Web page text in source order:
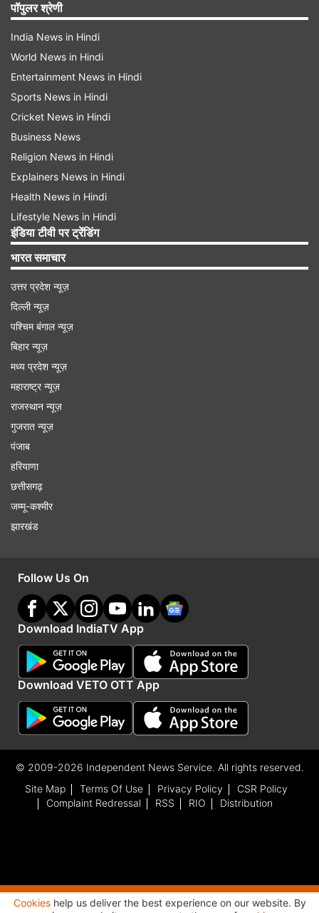
पॉपुलर श्रेणी
India News in Hindi
World News in Hindi
Entertainment News in Hindi
Sports News in Hindi
Cricket News in Hindi
Business News
Religion News in Hindi
Explainers News in Hindi
Health News in Hindi
Lifestyle News in Hindi
इंडिया टीवी पर ट्रेंडिंग
भारत समाचार
उत्तर प्रदेश न्यूज़
दिल्ली न्यूज़
पश्चिम बंगाल न्यूज़
बिहार न्यूज़
मध्य प्रदेश न्यूज़
महाराष्ट्र न्यूज़
राजस्थान न्यूज़
गुजरात न्यूज़
पंजाब
हरियाणा
छत्तीसगढ़
जम्मू-कश्मीर
झारखंड
Follow Us On
Download IndiaTV App
Download VETO OTT App
© 2009-2026 Independent News Service. All rights reserved.
Site Map
Terms Of Use Privacy Policy
CSR Policy
Complaint Redressal
RSS RIO Distribution
Advertisement
Cookieshelp us deliver the best experience on our website. By